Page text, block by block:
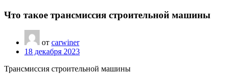
Что такое трансмиссия строительной машины
от carwiner
18 декабря 2023
Трансмиссия строительной машины